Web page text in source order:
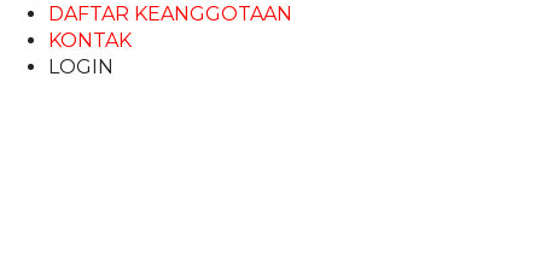
DAFTAR KEANGGOTAAN
KONTAK
LOGIN